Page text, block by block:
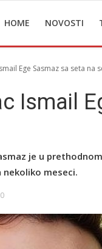
HOME NOVOSTI
Ege Sasmaz sa seta na
Ismail
je u
meseci.
0